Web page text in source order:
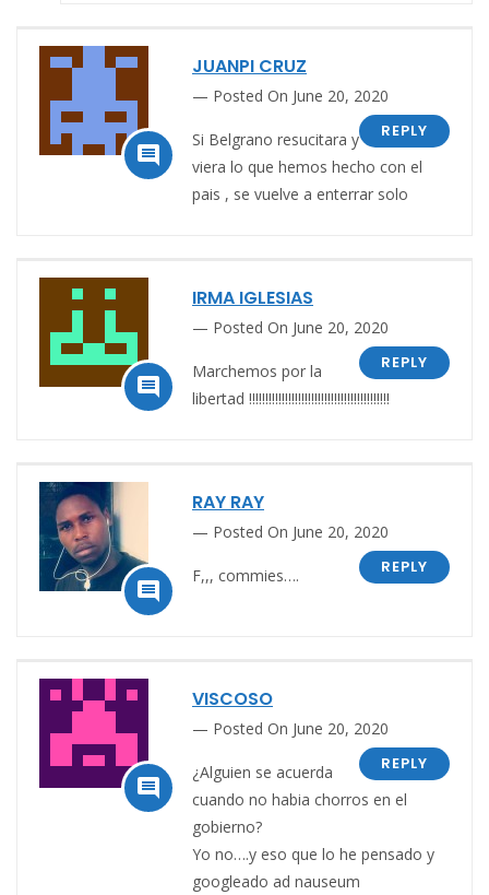

JUANPI CRUZ
Posted On June 20, 2020
REPLY
Si Belgrano resucitara y
viera lo que hemos hecho con el
pais , se vuelve a enterrar solo

IRMA IGLESIAS
Posted On June 20, 2020
REPLY
Marchemos por la
libertad !!!!!!!!!!!!!!!!!!!!!!!!!!!!!!!!!!!!!!!!!!!

RAY RAY
Posted On June 20, 2020
REPLY
F,,, commies….

VISCOSO
Posted On June 20, 2020
REPLY
¿Alguien se acuerda
cuando no habia chorros en el
gobierno?
Yo no….y eso que lo he pensado y
googleado ad nauseum